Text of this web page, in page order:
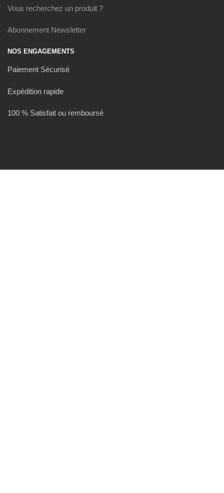
Vous recherchez un produit ?
Abonnement Newsletter
NOS ENGAGEMENTS
Paiement Sécurisé
Expédition rapide
100 % Satisfait ou remboursé